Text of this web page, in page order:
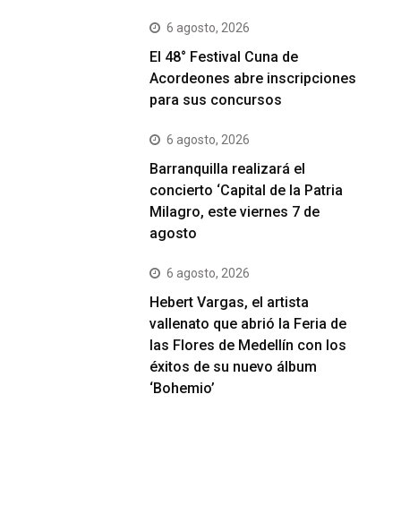
6 agosto, 2026
El 48° Festival Cuna de
Acordeones abre inscripciones
para sus concursos
6 agosto, 2026
Barranquilla realizará el
concierto ‘Capital de la Patria
Milagro, este viernes 7 de
agosto
6 agosto, 2026
Hebert Vargas, el artista
vallenato que abrió la Feria de
las Flores de Medellín con los
éxitos de su nuevo álbum
‘Bohemio’